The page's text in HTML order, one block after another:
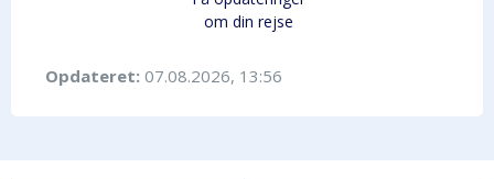
om din rejse
Opdateret: 07.08.2026, 13:56